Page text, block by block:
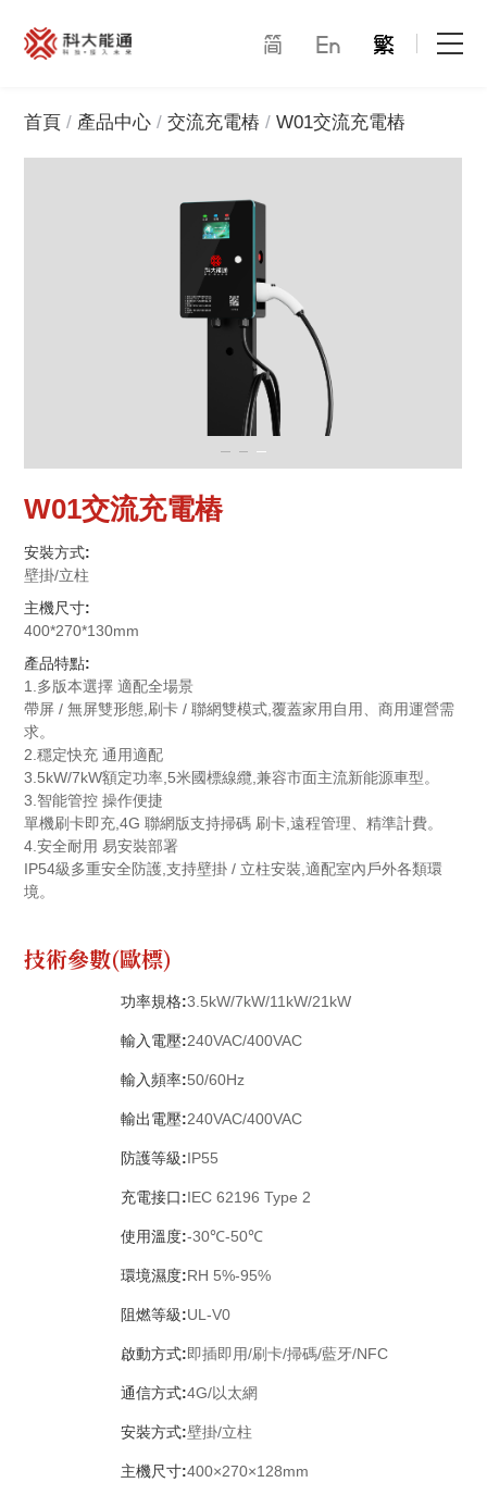
首頁
聯系我們
首頁 產品中心 交流充電樁 W01交流充電樁
W01交流充電樁
安裝方式:
壁掛/立柱
主機尺寸:
400*270*130mm
產品特點:
1.多版本選擇 適配全場景
帶屏 / 無屏雙形態,刷卡 / 聯網雙模式,覆蓋家用自用、商用運營需
求。
2.穩定快充 通用適配
3.5kW/7kW額定功率,5米國標線纜,兼容市面主流新能源車型。
3.智能管控 操作便捷
單機刷卡即充,4G 聯網版支持掃碼 刷卡,遠程管理、精準計費。
4.安全耐用 易安裝部署
IP54級多重安全防護,支持壁掛 / 立柱安裝,適配室內戶外各類環
境。
技術參數(歐標)
功率規格:3.5kW/7kW/11kW/21kW
輸入電壓:240VAC/400VAC
輸入頻率:50/60Hz
輸出電壓:240VAC/400VAC
防護等級:IP55
充電接口:IEC 62196 Type 2
使用溫度:-30℃-50℃
環境濕度:RH 5%-95%
阻燃等級:UL-V0
啟動方式:即插即用/刷卡/掃碼/藍牙/NFC
通信方式:4G/以太網
安裝方式:壁掛/立柱
主機尺寸:400×270×128mm